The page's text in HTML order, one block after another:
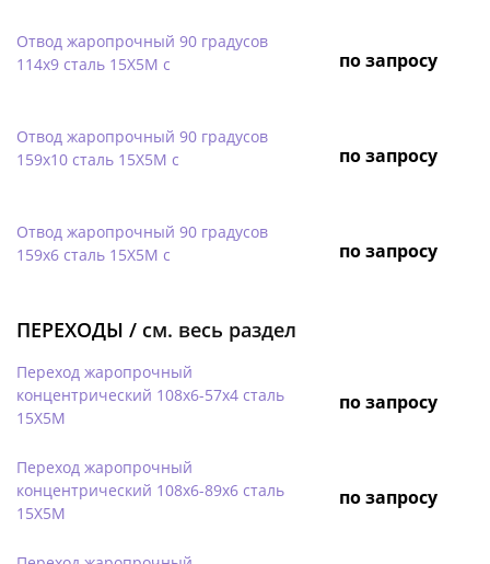
Отвод жаропрочный 90 градусов
114х9 сталь 15Х5М с
по запросу
Отвод жаропрочный 90 градусов
159х10 сталь 15Х5М с
по запросу
Отвод жаропрочный 90 градусов
159х6 сталь 15Х5М с
по запросу
ПЕРЕХОДЫ / см. весь раздел
Переход жаропрочный
концентрический 108х6-57х4 сталь
15Х5М
по запросу
Переход жаропрочный
концентрический 108х6-89х6 сталь
15Х5М
по запросу